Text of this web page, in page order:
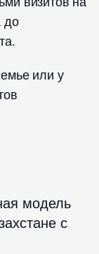
до
или у
модель
с